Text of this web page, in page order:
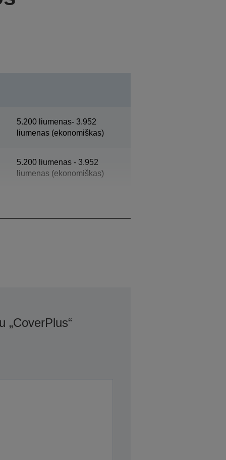
5.200 liumenas- 3.952
liumenas (ekonomiškas)
5.200 liumenas - 3.952
liumenas (ekonomiškas)
„CoverPlus“